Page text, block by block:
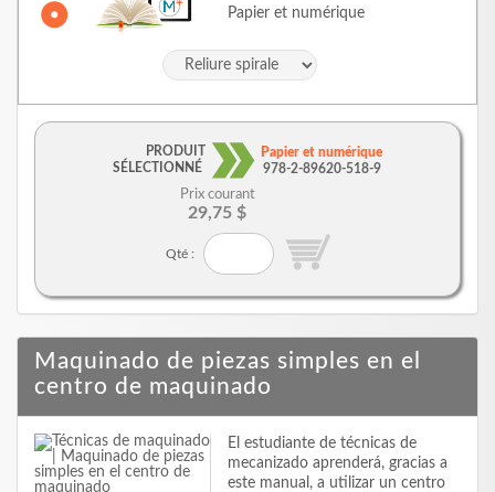
Papier et numérique
PRODUIT
SÉLECTIONNÉ
Papier et numérique
978-2-89620-518-9
Prix courant
29,75 $
Qté :
Maquinado de piezas simples en el
centro de maquinado
El estudiante de técnicas de
mecanizado aprenderá, gracias a
este manual, a utilizar un centro